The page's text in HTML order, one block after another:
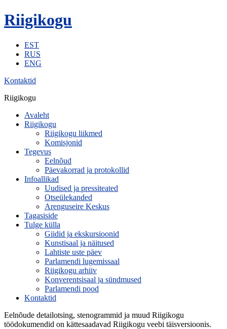
Riigikogu
EST
RUS
ENG
Kontaktid
Riigikogu
Avaleht
Riigikogu
Riigikogu liikmed
Komisjonid
Tegevus
Eelnõud
Päevakorrad ja protokollid
Infoallikad
Uudised ja pressiteated
Otseülekanded
Arenguseire Keskus
Tagasiside
Tulge külla
Giidid ja ekskursioonid
Kunstisaal ja näitused
Lahtiste uste päev
Parlamendi lugemissaal
Riigikogu arhiiv
Konverentsisaal ja sündmused
Parlamendi pood
Kontaktid
Eelnõude detailotsing, stenogrammid ja muud Riigikogu
töödokumendid on kättesaadavad Riigikogu veebi täisversioonis.